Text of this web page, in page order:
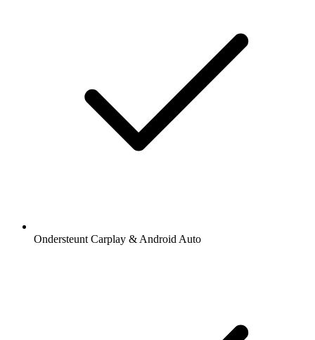
Ondersteunt Carplay & Android Auto